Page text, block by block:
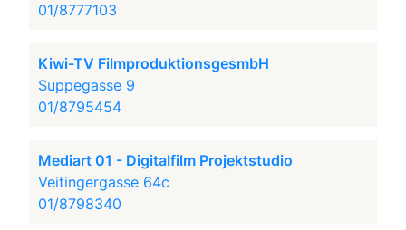
01/8777103
Kiwi-TV FilmproduktionsgesmbH
Suppegasse 9
01/8795454
Mediart 01 - Digitalfilm Projektstudio
Veitingergasse 64c
01/8798340